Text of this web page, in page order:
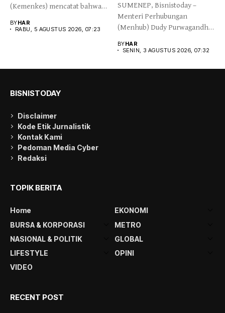
(Kemenkes) mencatat bahwa
BYHAR
RABU, 5 AGUSTUS 2026, 07:23
SUMENEP, Bisnistoday –
Menteri Perhubungan
(Menhub) Dudy Purwagandhi
Penumpang...
BYHAR
SENIN, 3 AGUSTUS 2026, 07:32
BISNISTODAY
Disclaimer
Kode Etik Jurnalistik
Kontak Kami
Pedoman Media Cyber
Redaksi
TOPIK BERITA
Home
EKONOMI
BURSA & KORPORASI
METRO
NASIONAL & POLITIK
GLOBAL
LIFESTYLE
OPINI
VIDEO
RECENT POST